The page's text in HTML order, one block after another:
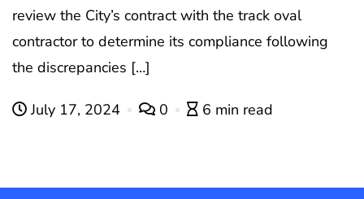
review the City’s contract with the track oval
contractor to determine its compliance following
the discrepancies […]
July 17, 2024 0 6 min read